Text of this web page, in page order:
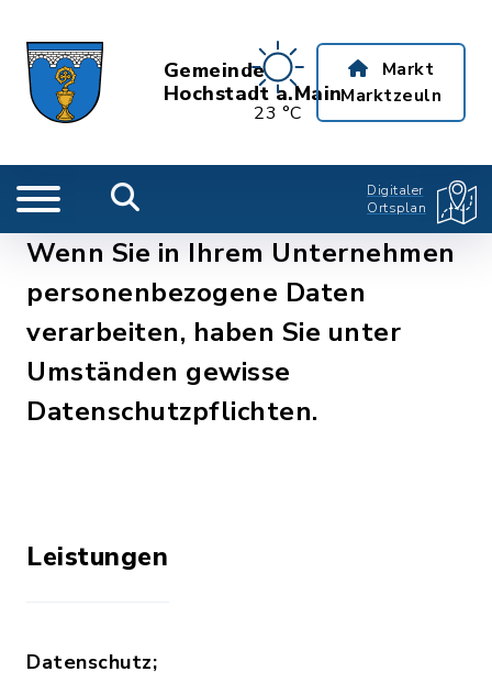
Gemeinde
Hochstadt a.Main
23 °C
Markt
Marktzeuln
Digitaler
Ortsplan
Wenn Sie in Ihrem Unternehmen
personenbezogene Daten
verarbeiten, haben Sie unter
Umständen gewisse
Datenschutzpflichten.
Leistungen
Datenschutz;